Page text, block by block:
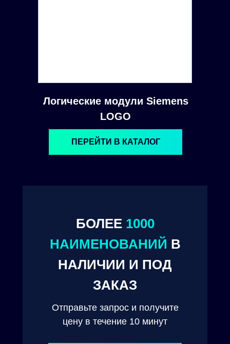
БОЛЕЕ 1000
НАИМЕНОВАНИЙ В
НАЛИЧИИ И ПОД
ЗАКАЗ
Отправьте запрос и получите
цену в течение 10 минут
Логические модули Siemens
LOGO
ПЕРЕЙТИ В КАТАЛОГ
© 2024. ООО "Технокам Инжиниринг"